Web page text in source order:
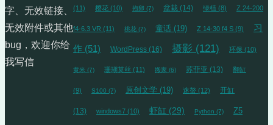
(11) 樱花 (10) 抱卵 (7) 盆栽 (14) 绿植 (8) Z 24-200
f4-6.3 VR (11) 桃花 (7) 童话 (19) Z 14-30 f4 S (9) 习
作 (51) WordPress (16) 摄影 (121) 环保 (10)
黄米 (7) 珊瑚莫丝 (11) 搬家 (6) 苏菲亚 (13) 翻缸
(9) S100 (7) 原创文学 (19) 迷螯 (12) 开缸
(13) windows7 (10) 虾缸 (29) Python (7) Z5
字、无效链接、
无效附件或其他
bug，欢迎你给
我写信